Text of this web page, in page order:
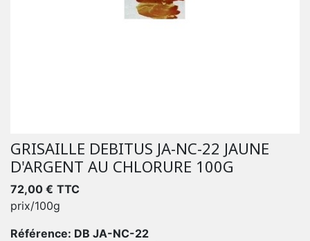
GRISAILLE DEBITUS JA-NC-22 JAUNE
D'ARGENT AU CHLORURE 100G
72,00 € TTC
prix/100g
Référence: DB JA-NC-22